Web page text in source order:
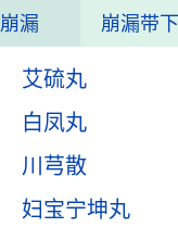
崩漏 崩漏带下
艾硫丸
白凤丸
川芎散
妇宝宁坤丸